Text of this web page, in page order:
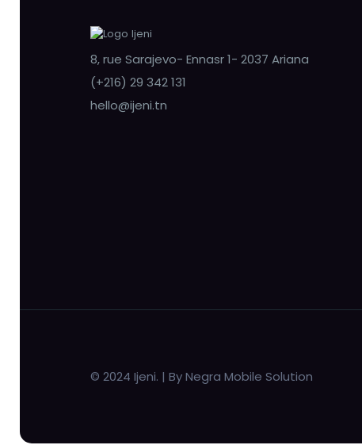
8, rue Sarajevo- Ennasr 1- 2037 Ariana
(+216) 29 342 131
hello@ijeni.tn
© 2024 Ijeni. | By Negra Mobile Solution